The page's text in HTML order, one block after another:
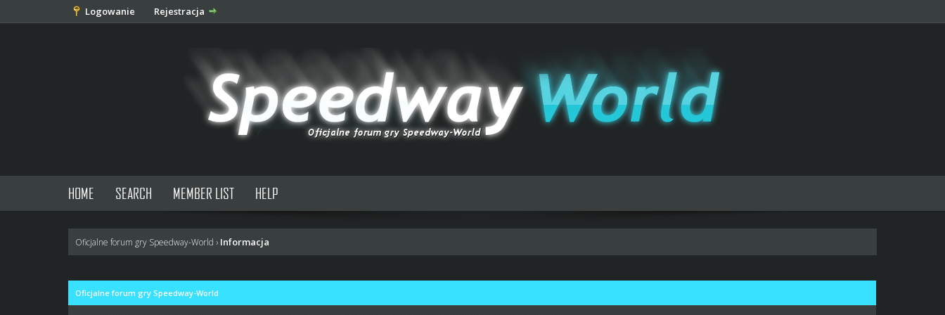
Logowanie Rejestracja
HOME SEARCH MEMBER LIST HELP
Oficjalne forum gry Speedway-World › Informacja
Oficjalne forum gry Speedway-World